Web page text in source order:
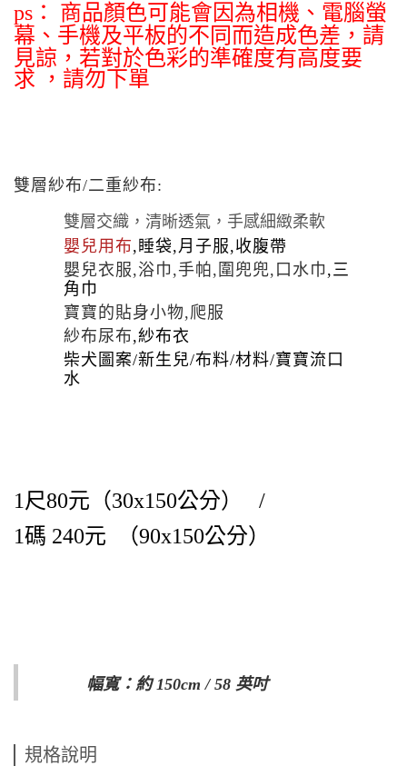
ps： 商品顏色可能會因為相機、電腦螢
幕、手機及平板的不同而造成色差， 請
見諒 ，若對於色彩的準確度有高度要
求
， 請勿下單
雙層紗布/二重紗布:
雙層交織，清晰透氣，手感細緻柔軟
嬰兒用布,睡袋,月子服,收腹帶
嬰兒衣服,浴巾,手帕,圍兜兜,口水巾 ,三
角巾
寶寶的貼身小物,爬服
紗布尿布,紗布衣
柴犬圖案/新生兒/布料/材料/寶寶流口
水
1尺80元（30x150公分） /
1碼 240元
（90x150公分）
幅寬：約 150cm / 58 英吋
規格說明